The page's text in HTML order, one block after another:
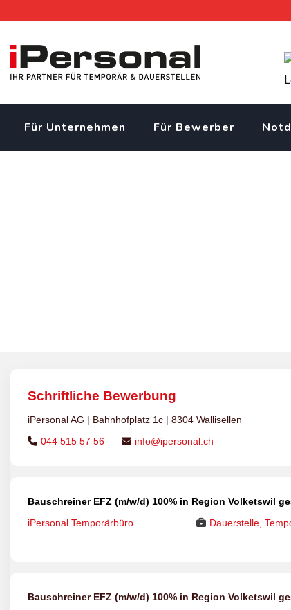
content
Für Unternehmen Für Bewerber
Schriftliche Bewerbung
iPersonal AG | Bahnhofplatz 1c | 8304 Wallisellen
044 515 57 56
info@ipersonal.ch
Bauschreiner EFZ (m/w/d) 100% in Region Volketswil
iPersonal Temporärbüro
Dauerstelle,
Bauschreiner EFZ (m/w/d) 100% in Region Volketswil